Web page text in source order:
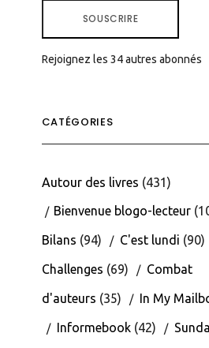
SOUSCRIRE
Rejoignez les 34 autres abonnés
CATÉGORIES
Autour des livres (431)
Bienvenue blogo-lecteur
Bilans (94) C'est lundi (90)
Challenges (69) Combat
d'auteurs (35) In My
Informebook(42)